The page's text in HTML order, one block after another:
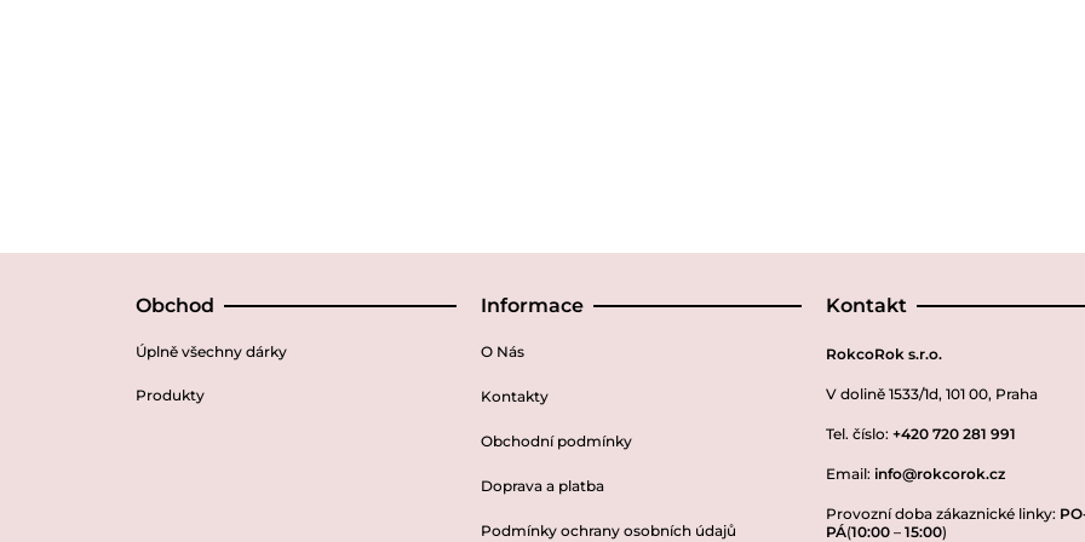
Obchod
Úplně všechny dárky
Produkty
Informace
O Nás
Kontakty
Obchodní podmínky
Doprava a platba
Podmínky ochrany osobních údajů
Kontakt
RokcoRok s.r.o.
V dolině 1533/1d, 101 00, Praha
Tel. číslo: +420 720 281 991
Email: info@rokcorok.cz
Provozní doba zákaznické linky:
PÁ(10:00 – 15:00)